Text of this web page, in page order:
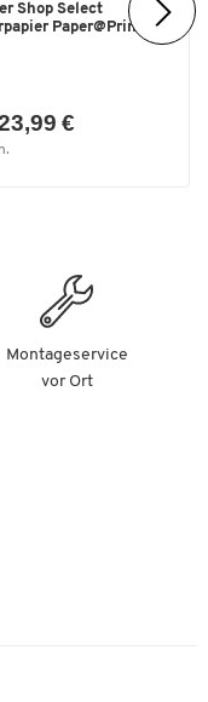
Shop Select
Paper@Print, DIN
€
Montageservice
vor Ort